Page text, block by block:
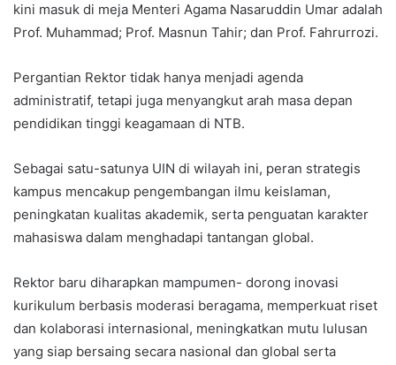
kini masuk di meja Menteri Agama Nasaruddin Umar adalah
Prof. Muhammad; Prof. Masnun Tahir; dan Prof. Fahrurrozi.
Pergantian Rektor tidak hanya menjadi agenda
administratif, tetapi juga menyangkut arah masa depan
pendidikan tinggi keagamaan di NTB.
Sebagai satu-satunya UIN di wilayah ini, peran strategis
kampus mencakup pengembangan ilmu keislaman,
peningkatan kualitas akademik, serta penguatan karakter
mahasiswa dalam menghadapi tantangan global.
Rektor baru diharapkan mampumen- dorong inovasi
kurikulum berbasis moderasi beragama, memperkuat riset
dan kolaborasi internasional, meningkatkan mutu lulusan
yang siap bersaing secara nasional dan global serta